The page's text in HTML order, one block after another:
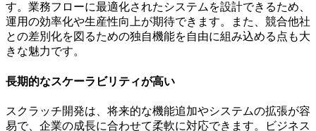
す。業務フローに最適化されたシステムを設計できるため、
運用の効率化や生産性向上が期待できます。また、競合他社
との差別化を図るための独自機能を自由に組み込める点も大
きな魅力です。
長期的なスケーラビリティが高い
スクラッチ開発は、将来的な機能追加やシステムの拡張が容
易で、企業の成長に合わせて柔軟に対応できます。ビジネス